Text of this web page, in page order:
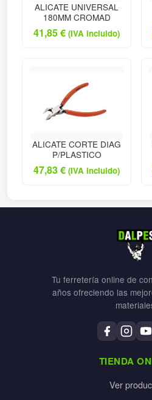
ALICATE UNIVERSAL
180MM CROMAD
41,85€ (IVA incluido)
ALICATE CORTE DIAG
P/PLASTICO
47,83€ (IVA incluido)
Tu ferretería online de
años ofreciendo las
TIENDA
Ver